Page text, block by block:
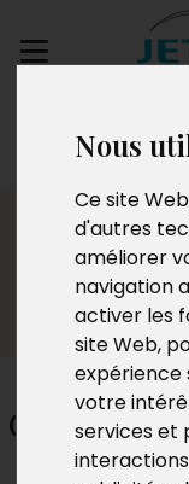
Nous
Ce site
d'autres
améliorer
navigation
activer les
site Web,
expérience
votre
services et
Presse
Contes